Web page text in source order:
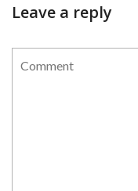
Leave a reply